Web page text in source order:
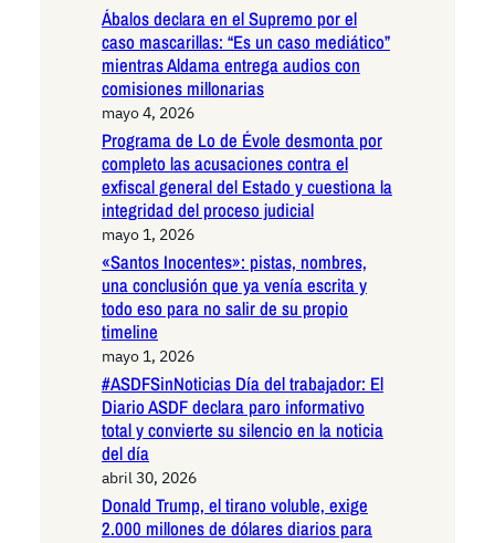
Ábalos declara en el Supremo por el
caso mascarillas: “Es un caso mediático”
mientras Aldama entrega audios con
comisiones millonarias
mayo 4, 2026
Programa de Lo de Évole desmonta por
completo las acusaciones contra el
exfiscal general del Estado y cuestiona la
integridad del proceso judicial
mayo 1, 2026
«Santos Inocentes»: pistas, nombres,
una conclusión que ya venía escrita y
todo eso para no salir de su propio
timeline
mayo 1, 2026
#ASDFSinNoticias Día del trabajador: El
Diario ASDF declara paro informativo
total y convierte su silencio en la noticia
del día
abril 30, 2026
Donald Trump, el tirano voluble, exige
2.000 millones de dólares diarios para